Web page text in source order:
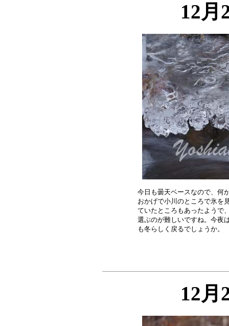
12月
今日も曇天ベースなので、何
おかげで小川のところで氷を
ていたところもあったようで
選ぶのが難しいですね。今夜
12月